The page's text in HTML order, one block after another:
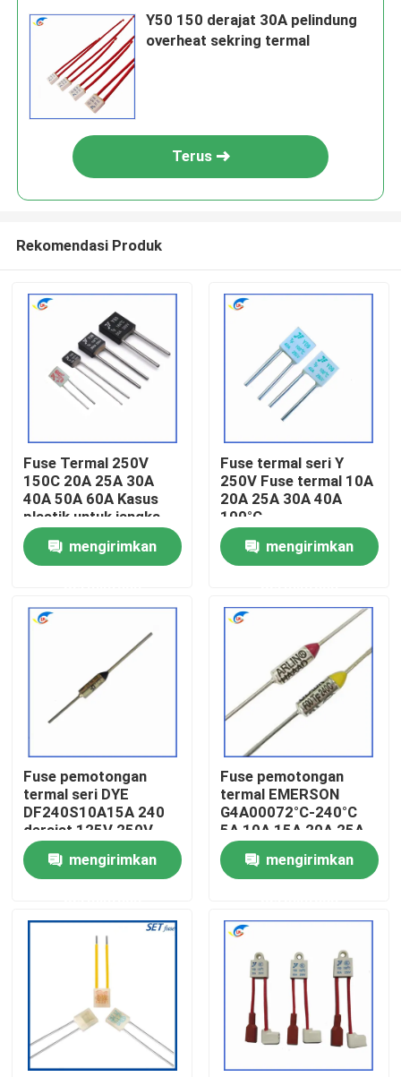
Rumah
Produk
Tentang Kami
Tur Pabrik
Kontrol Kualitas
Kasus-kasus
Termistor PTC
Y50 150 derajat 30A pelindung
overheat sekring termal
Terus
Rekomendasi Produk
Fuse Termal 250V
150C 20A 25A 30A
40A 50A 60A Kasus
plastik untuk jangka
panjang
mengirimkan
Fuse termal seri Y
250V Fuse termal 10A
20A 25A 30A 40A
100°C
mengirimkan
Fuse pemotongan
termal seri DYE
DF240S10A15A 240
derajat 125V 250V
mengirimkan
Fuse pemotongan
termal EMERSON
G4A00072°C-240°C
5A 10A 15A 20A 25A
250V
mengirimkan